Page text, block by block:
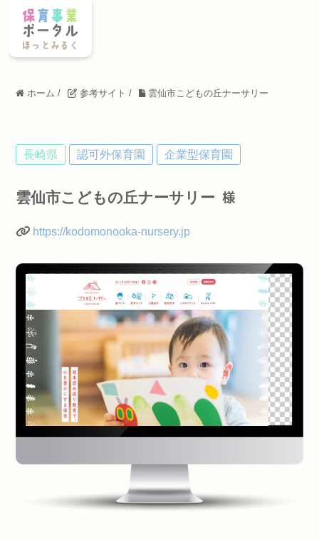
ホーム / 参考サイト / 雲仙市こどもの丘ナーサリー
長崎県 認可外保育園 企業型保育園
雲仙市こどもの丘ナーサリー 様
https://kodomonooka-nursery.jp